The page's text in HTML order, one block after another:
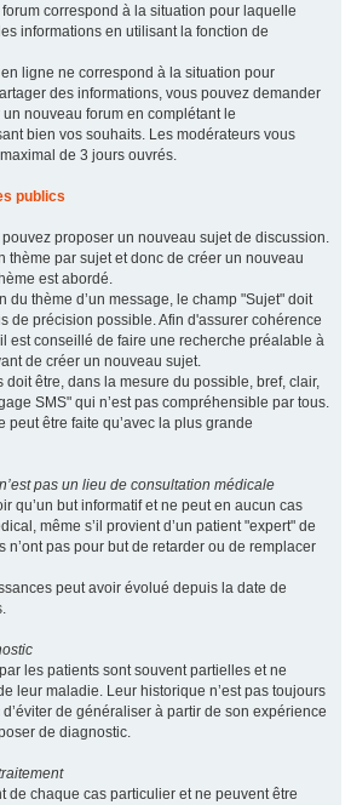
correspond à la situation pour laquelle
informations en utilisant la fonction de
ligne ne correspond à la situation pour
des informations, vous pouvez demander
nouveau forum en complétant le
bien vos souhaits. Les modérateurs vous
de 3 jours ouvrés.
publics
proposer un nouveau sujet de discussion.
thème par sujet et donc de créer un nouveau
est abordé.
du thème d’un message, le champ "Sujet" doit
de précision possible. Afin d'assurer cohérence
est conseillé de faire une recherche préalable à
de créer un nouveau sujet.
doit être, dans la mesure du possible, bref, clair,
SMS" qui n’est pas compréhensible par tous.
peut être faite qu’avec la plus grande
pas un lieu de consultation médicale
qu’un but informatif et ne peut en aucun cas
même s’il provient d’un patient "expert" de
n’ont pas pour but de retarder ou de remplacer
peut avoir évolué depuis la date de
les patients sont souvent partielles et ne
leur maladie. Leur historique n’est pas toujours
de généraliser à partir de son expérience
de diagnostic.
de chaque cas particulier et ne peuvent être